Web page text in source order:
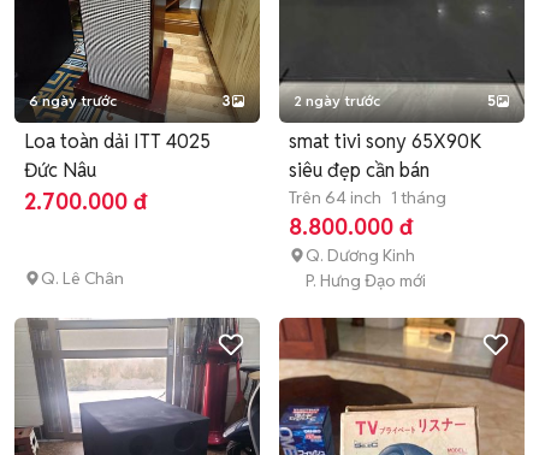
6 ngày trước 3
Loa toàn dải ITT 4025
Đức Nâu
2.700.000 đ
Q. Lê Chân
2 ngày trước 5
smat tivi sony 65X90K
siêu đẹp cần bán
Trên 64 inch 1 tháng
8.800.000 đ
Q. Dương Kinh
P. Hưng Đạo mới